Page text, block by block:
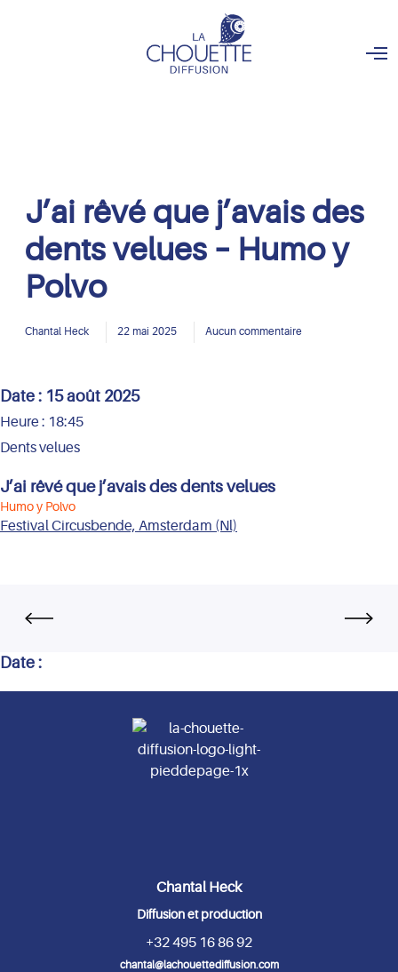
O
J’ai rêvé que j’avais des
dents velues – Humo y
Polvo
Chantal Heck 22 mai 2025 Aucun commentaire
Date : 15 août 2025
Heure : 18:45
Dents velues
J’ai rêvé que j’avais des dents velues
Humo y Polvo
Festival Circusbende, Amsterdam (Nl)
Date :
Chantal Heck
Diffusion et production
+32 495 16 86 92
chantal@lachouettediffusion.com